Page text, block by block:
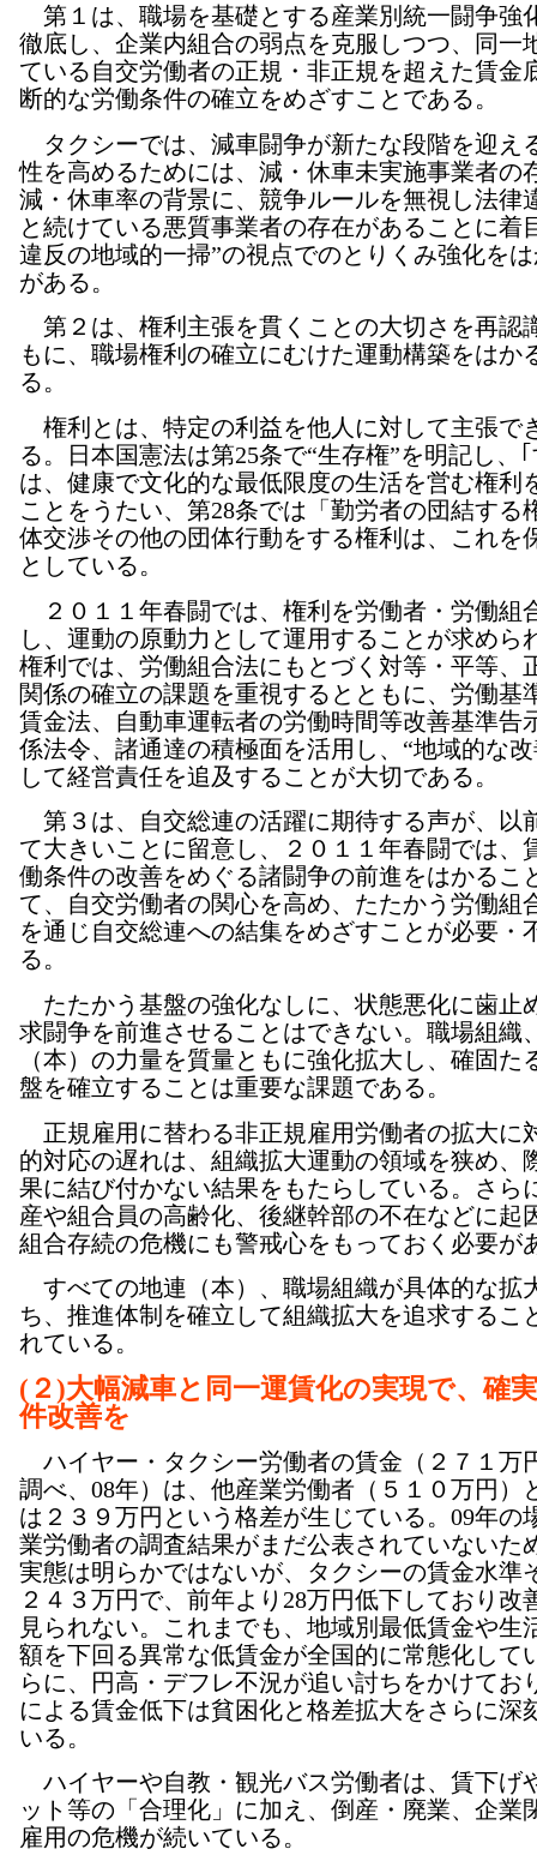
第１は、職場を基礎とする産業別統一闘争強
徹底し、企業内組合の弱点を克服しつつ、同一
ている自交労働者の正規・非正規を超えた賃金
断的な労働条件の確立をめざすことである。
タクシーでは、減車闘争が新たな段階を迎え
性を高めるためには、減・休車未実施事業者の
減・休車率の背景に、競争ルールを無視し法律
と続けている悪質事業者の存在があることに着
違反の地域的一掃”の視点でのとりくみ強化を
がある。
第２は、権利主張を貫くことの大切さを再認
もに、職場権利の確立にむけた運動構築をはか
る。
権利とは、特定の利益を他人に対して主張で
る。日本国憲法は第25条で“生存権”を明記し、
は、健康で文化的な最低限度の生活を営む権利
ことをうたい、第28条では「勤労者の団結する
体交渉その他の団体行動をする権利は、これを
としている。
２０１１年春闘では、権利を労働者・労働組
し、運動の原動力として運用することが求めら
権利では、労働組合法にもとづく対等・平等、
関係の確立の課題を重視するとともに、労働基
賃金法、自動車運転者の労働時間等改善基準告
係法令、諸通達の積極面を活用し、“地域的な
して経営責任を追及することが大切である。
第３は、自交総連の活躍に期待する声が、以
て大きいことに留意し、２０１１年春闘では、
働条件の改善をめぐる諸闘争の前進をはかるこ
て、自交労働者の関心を高め、たたかう労働組
を通じ自交総連への結集をめざすことが必要・
る。
たたかう基盤の強化なしに、状態悪化に歯止
求闘争を前進させることはできない。職場組織
（本）の力量を質量ともに強化拡大し、確固た
盤を確立することは重要な課題である。
正規雇用に替わる非正規雇用労働者の拡大に
的対応の遅れは、組織拡大運動の領域を狭め、
果に結び付かない結果をもたらしている。さら
産や組合員の高齢化、後継幹部の不在などに起
組合存続の危機にも警戒心をもっておく必要が
すべての地連（本）、職場組織が具体的な拡
ち、推進体制を確立して組織拡大を追求するこ
れている。
(２)大幅減車と同一運賃化の実現で、確
件改善を
ハイヤー・タクシー労働者の賃金（２７１万
調べ、08年）は、他産業労働者（５１０万円）
は２３９万円という格差が生じている。09年の
業労働者の調査結果がまだ公表されていないた
実態は明らかではないが、タクシーの賃金水準
２４３万円で、前年より28万円低下しており改
見られない。これまでも、地域別最低賃金や生
額を下回る異常な低賃金が全国的に常態化して
らに、円高・デフレ不況が追い討ちをかけてお
による賃金低下は貧困化と格差拡大をさらに深
いる。
ハイヤーや自教・観光バス労働者は、賃下げ
ット等の「合理化」に加え、倒産・廃業、企業
雇用の危機が続いている。